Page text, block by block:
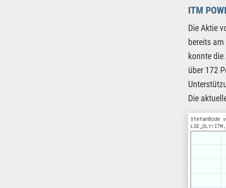
ITM
Die Aktie
bereits
konnte
über 172
Die